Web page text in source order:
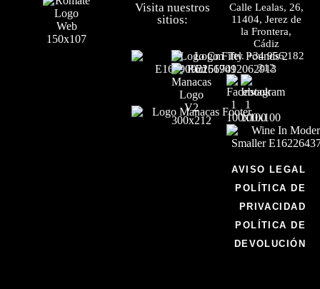
Visita nuestros
sitios:
Calle Lealas, 26,
11404, Jerez de
la Frontera,
Cádiz
Tel.+34 956 182
212
AVISO LEGAL
POLÍTICA DE
PRIVACIDAD
POLÍTICA DE
DEVOLUCIÓN